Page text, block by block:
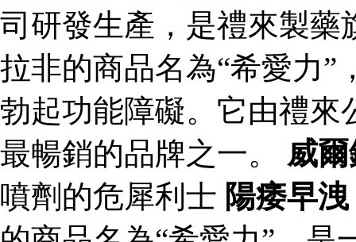
司研發生產，是禮來製藥
拉非的商品名為“希愛力”
勃起功能障礙。它由禮來
最暢銷的品牌之一。 威
噴劑的危犀利士 陽痿早洩